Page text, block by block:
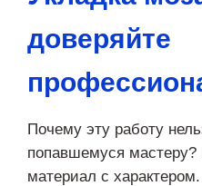
доверяйте
Почему эту работу
попавшемуся
материал с